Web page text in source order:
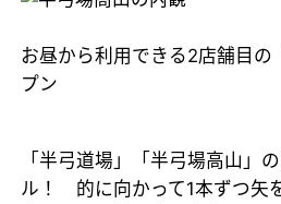
お昼から利用できる2店舗目の
プン
「半弓道場」「半弓場高山」
ル！ 的に向かって1本ずつ矢